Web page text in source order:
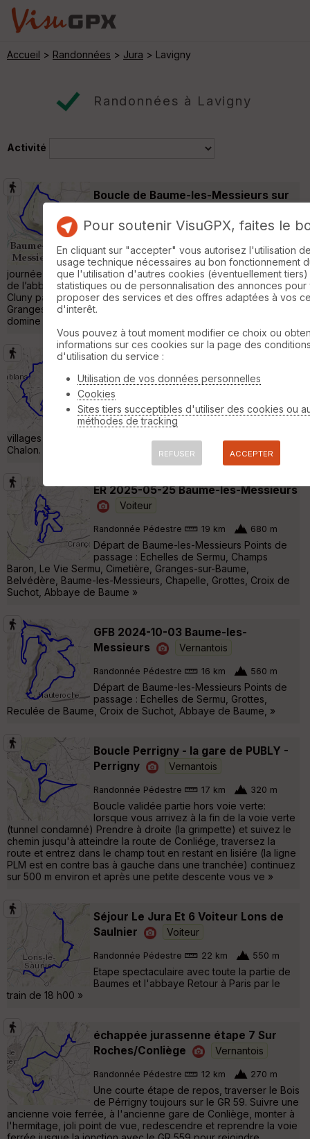
Accueil > Randonnées > Jura > Lavigny
Randonnées à Lavigny
Activité
Boucle de Baume-les-Messieurs sur
Au cœur de la plus belle reculée du Jura, le
chemin de cette boucle de randonnée à la
journée proposée en parallèle de l’itinéraire de ViaCluny.fr, part
de l’abbaye qui, avec Gigny, a été à l’origine de la fondation de
Cluny par Bernon. Prenant de la hauteur, vous rejoindrez
Granges-sur-Baume et son belvédère, au bord du plateau qui
domine la reculée et l’abbaye. Vous redes »
Voiteur Marche à pied
Randonnée Pédestre 12 km 330 m
Un itinéraire pour découvrir les vignes
d’Appellation ­d’Origine ­Contrôlée Château-
Chalon et Côtes du Jura, ainsi que deux
villages vignerons typiques, Menétru-le-Vignoble et Château-­
Chalon. »
ER 2025-05-25 Baume-les-Messieurs
Voiteur
Randonnée Pédestre 19 km 680 m
Départ de Baume-les-Messieurs Points de
passage : Echelles de Sermu, Champs
Baron, Le Vie Sermu, Cimetière, Granges-sur-Baume,
Belvédère, Baume-les-Messieurs, Chapelle, Grottes, Croix de
Suchot, Abbaye de Baume »
GFB 2024-10-03 Baume-les-
Messieurs
Vernantois
Randonnée Pédestre 16 km 560 m
Départ de Baume-les-Messieurs Points de
passage : Echelles de Sermu, Grottes,
Reculée de Baume, Croix de Suchot, Abbaye de Baume, »
Boucle Perrigny - la gare de PUBLY -
Perrigny
Vernantois
Randonnée Pédestre 17 km 320 m
Boucle validée partie hors voie verte:
lorsque vous arrivez à la fin de la voie verte
(tunnel condamné) Prendre à droite (la grimpette) et suivez le
chemin jusqu'à atteindre la route de Conliége, traversez la
route et entrez dans le champ tout en restant en lisiére (la ligne
PLM est en contre bas à gauche dans une tranchée) continuez
sur 500 m environ et après une petite descente vous ve »
Séjour Le Jura Et 6 Voiteur Lons de
Saulnier
Voiteur
Randonnée Pédestre 22 km 550 m
Etape spectaculaire avec toute la partie de
Baumes et l'abbaye Retour à Paris par le
train de 18 h00 »
échappée jurassenne étape 7 Sur
Roches/Conliège
Vernantois
Randonnée Pédestre 12 km 270 m
Une courte étape de repos, traverser le Bois
de Pérrigny toujours sur le GR 59. Suivre une
ancienne voie ferrée, à l'ancienne gare de Conliège, monter à
l'hermitage, joli point de vue, redescendre et reprendre la voie
Pour soutenir VisuGPX, faites le
En cliquant sur "accepter" vous autorisez l'utilisation
usage technique nécessaires au bon fonctionnement
que l'utilisation d'autres cookies (éventuellement
statistiques ou de personnalisation des annonces pour
proposer des services et des offres adaptées à vos
d'interêt.
Vous pouvez à tout moment modifier ce choix ou
informations sur ces cookies sur la page des
d'utilisation du service :
Utilisation de vos données personnelles
Cookies
Sites tiers succeptibles d'utiliser des cookies ou
méthodes de tracking
REFUSER ACCEPTER